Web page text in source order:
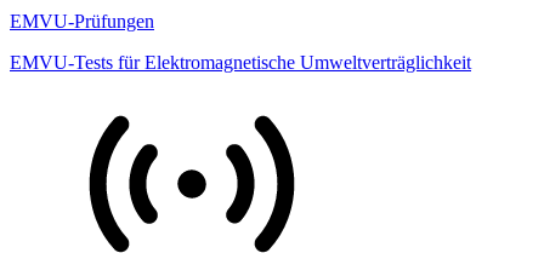
EMVU-Prüfungen
EMVU-Tests für Elektromagnetische Umweltverträglichkeit